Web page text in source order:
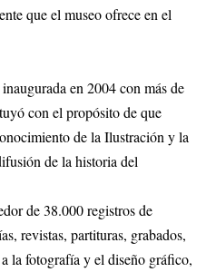
que el museo ofrece en el
en 2004 con más de
con el propósito de que
de la Ilustración y la
de la historia del
de 38.000 registros de
revistas, partituras, grabados,
la fotografía y el diseño gráfico,